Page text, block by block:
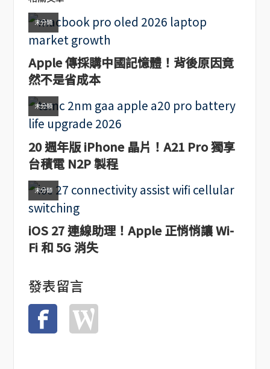
未分類
Apple 傳採購中國記憶體！背後原因竟
然不是省成本
未分類
20 週年版 iPhone 晶片！A21 Pro 獨享
台積電 N2P 製程
未分類
iOS 27 連線助理！Apple 正悄悄讓 Wi-
Fi 和 5G 消失
發表留言